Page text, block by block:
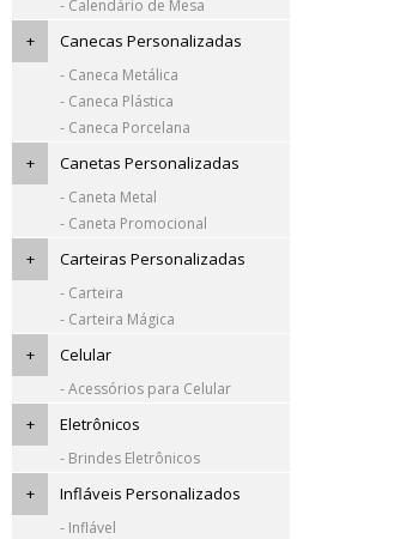
- Calendário de Mesa
+ Canecas Personalizadas
- Caneca Metálica
- Caneca Plástica
- Caneca Porcelana
+ Canetas Personalizadas
- Caneta Metal
- Caneta Promocional
+ Carteiras Personalizadas
- Carteira
- Carteira Mágica
+ Celular
- Acessórios para Celular
+ Eletrônicos
- Brindes Eletrônicos
+ Infláveis Personalizados
- Inflável